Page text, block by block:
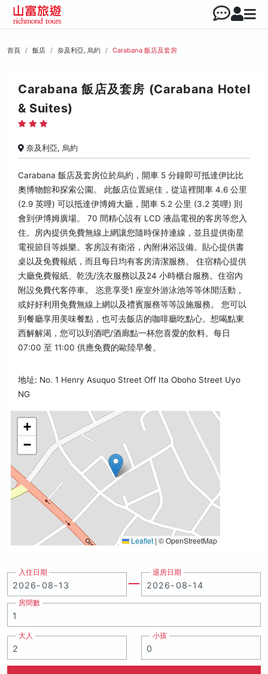
首頁 飯店 奈及利亞, 烏約 Carabana 飯店及套房
Carabana 飯店及套房 (Carabana Hotel
& Suites)
奈及利亞, 烏約
Carabana 飯店及套房位於烏約，開車 5 分鐘即可抵達伊比比
奧博物館和探索公園。 此飯店位置絕佳，從這裡開車 4.6 公里
(2.9 英哩) 可以抵達伊博姆大廳，開車 5.2 公里 (3.2 英哩) 則
會到伊博姆廣場。 70 間精心設有 LCD 液晶電視的客房等您入
住。房內提供免費無線上網讓您隨時保持連線，並且提供衛星
電視節目等娛樂。客房設有衛浴，內附淋浴設備。貼心提供書
桌以及免費報紙，而且每日均有客房清潔服務。 住宿精心提供
大廳免費報紙、乾洗/洗衣服務以及24 小時櫃台服務。住宿內
附設免費代客停車。 恣意享受1 座室外游泳池等等休閒活動，
或好好利用免費無線上網以及禮賓服務等等設施服務。 您可以
到餐廳享用美味餐點，也可去飯店的咖啡廳吃點心。想喝點東
西解解渴，您可以到酒吧/酒廊點一杯您喜愛的飲料。每日
07:00 至 11:00 供應免費的歐陸早餐。
地址: No. 1 Henry Asuquo Street Off Ita Oboho Street Uyo
NG
+
−
Leaflet | © OpenStreetMap
入住日期 退房日期
房間數
大人 小孩